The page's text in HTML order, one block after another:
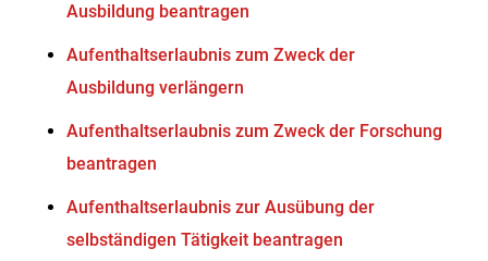
Ausbildung beantragen
Aufenthaltserlaubnis zum Zweck der
Ausbildung verlängern
Aufenthaltserlaubnis zum Zweck der Forschung
beantragen
Aufenthaltserlaubnis zur Ausübung der
selbständigen Tätigkeit beantragen